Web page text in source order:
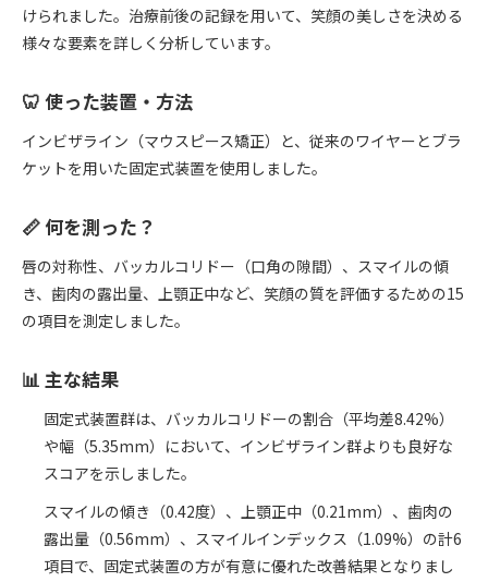
けられました。治療前後の記録を用いて、笑顔の美しさを決める
様々な要素を詳しく分析しています。
🦷 使った装置・方法
インビザライン（マウスピース矯正）と、従来のワイヤーとブラ
ケットを用いた固定式装置を使用しました。
📏 何を測った？
唇の対称性、バッカルコリドー（口角の隙間）、スマイルの傾
き、歯肉の露出量、上顎正中など、笑顔の質を評価するための15
の項目を測定しました。
📊 主な結果
固定式装置群は、バッカルコリドーの割合（平均差8.42%）
や幅（5.35mm）において、インビザライン群よりも良好な
スコアを示しました。
スマイルの傾き（0.42度）、上顎正中（0.21mm）、歯肉の
露出量（0.56mm）、スマイルインデックス（1.09%）の計6
項目で、固定式装置の方が有意に優れた改善結果となりまし